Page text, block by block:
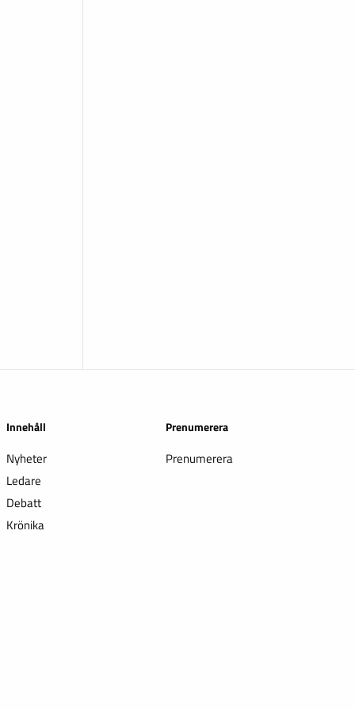
Innehåll
Nyheter
Ledare
Debatt
Krönika
Prenumerera
Prenumerera